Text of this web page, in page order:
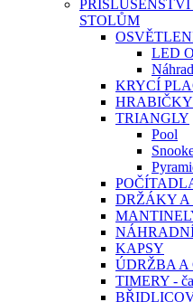
STOLŮM
LED
KRYCÍ
HRABIČKY
TRIANGLY
Pool
DRŽÁKY A
KAPSY
ÚDRŽBA A
TIMERY -